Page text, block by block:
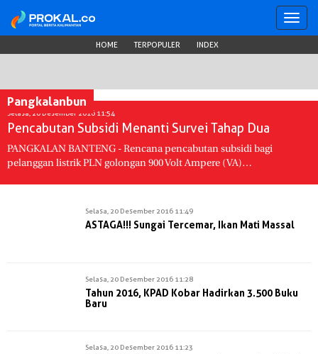
HOME TERPOPULER INDEX
Pangkalanbun
Selasa, 20 Desember 2016 11:54
Pencabutan Subsidi Menanti Survei Tahap Dua
PANGKALAN BANTENG - Rencana pencabutan subsidi bagi
pelanggan listrik PLN golongan 900 Volt Ampere (VA)…
Selasa, 20 Desember 2016 11:49
ASTAGA!!! Sungai Tercemar, Ikan Mati Massal
Selasa, 20 Desember 2016 11:28
Tahun 2016, KPAD Kobar Hadirkan 3.500 Buku
Baru
Selasa, 20 Desember 2016 11:23